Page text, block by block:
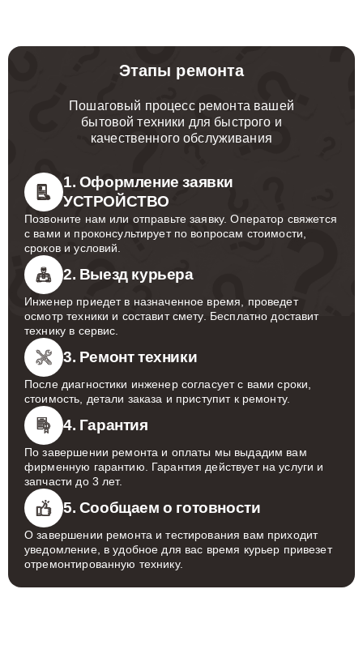
Этапы ремонта
Пошаговый процесс ремонта вашей
бытовой техники для быстрого и
качественного обслуживания
1. Оформление заявки
УСТРОЙСТВО
Позвоните нам или отправьте заявку. Оператор свяжется
с вами и проконсультирует по вопросам стоимости,
сроков и условий.
2. Выезд курьера
Инженер приедет в назначенное время, проведет
осмотр техники и составит смету. Бесплатно доставит
технику в сервис.
3. Ремонт техники
После диагностики инженер согласует с вами сроки,
стоимость, детали заказа и приступит к ремонту.
4. Гарантия
По завершении ремонта и оплаты мы выдадим вам
фирменную гарантию. Гарантия действует на услуги и
запчасти до 3 лет.
5. Сообщаем о готовности
О завершении ремонта и тестирования вам приходит
уведомление, в удобное для вас время курьер привезет
отремонтированную технику.